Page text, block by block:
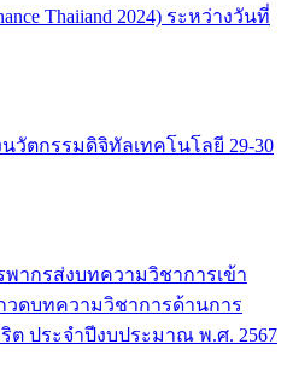
Thaiiand 2024) ระหว่างวันที่
วัตกรรมดิจิทัลเทคโนโลยี 29-30
ากรส่งบทความวิชาการเข้า
วดบทความวิชาการด้านการ
ประจำปีงบประมาณ พ.ศ. 2567